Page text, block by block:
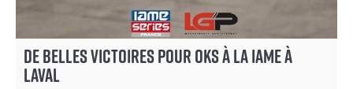
DE BELLES VICTOIRES POUR OKS À LA IAME À
LAVAL